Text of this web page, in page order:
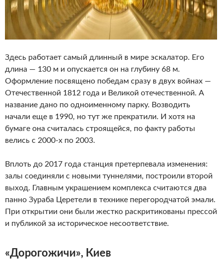
Здесь работает самый длинный в мире эскалатор. Его
длина — 130 м и опускается он на глубину 68 м.
Оформление посвящено победам сразу в двух войнах —
Отечественной 1812 года и Великой отечественной. А
название дано по одноименному парку. Возводить
начали еще в 1990, но тут же прекратили. И хотя на
бумаге она считалась строящейся, по факту работы
велись с 2000-х по 2003.
Вплоть до 2017 года станция претерпевала изменения:
залы соединяли с новыми туннелями, построили второй
выход. Главным украшением комплекса считаются два
панно Зураба Церетели в технике перегородчатой эмали.
При открытии они были жестко раскритикованы прессой
и публикой за историческое несоответствие.
«Дорогожичи», Киев